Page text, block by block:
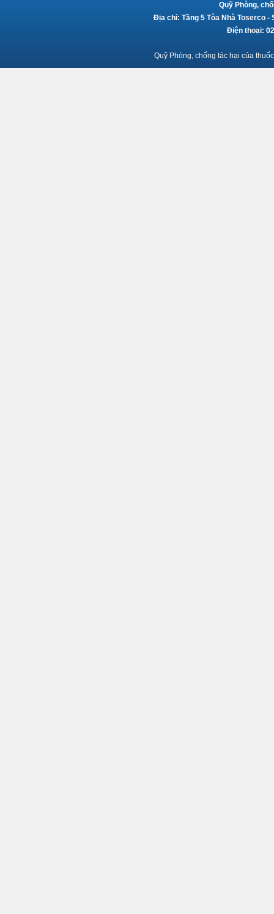
Quỹ Phòng,
Địa chỉ: Tầng 5 Tòa Nhà Toserco -
Điện thoại:
Quỹ Phòng, chống tác hại của